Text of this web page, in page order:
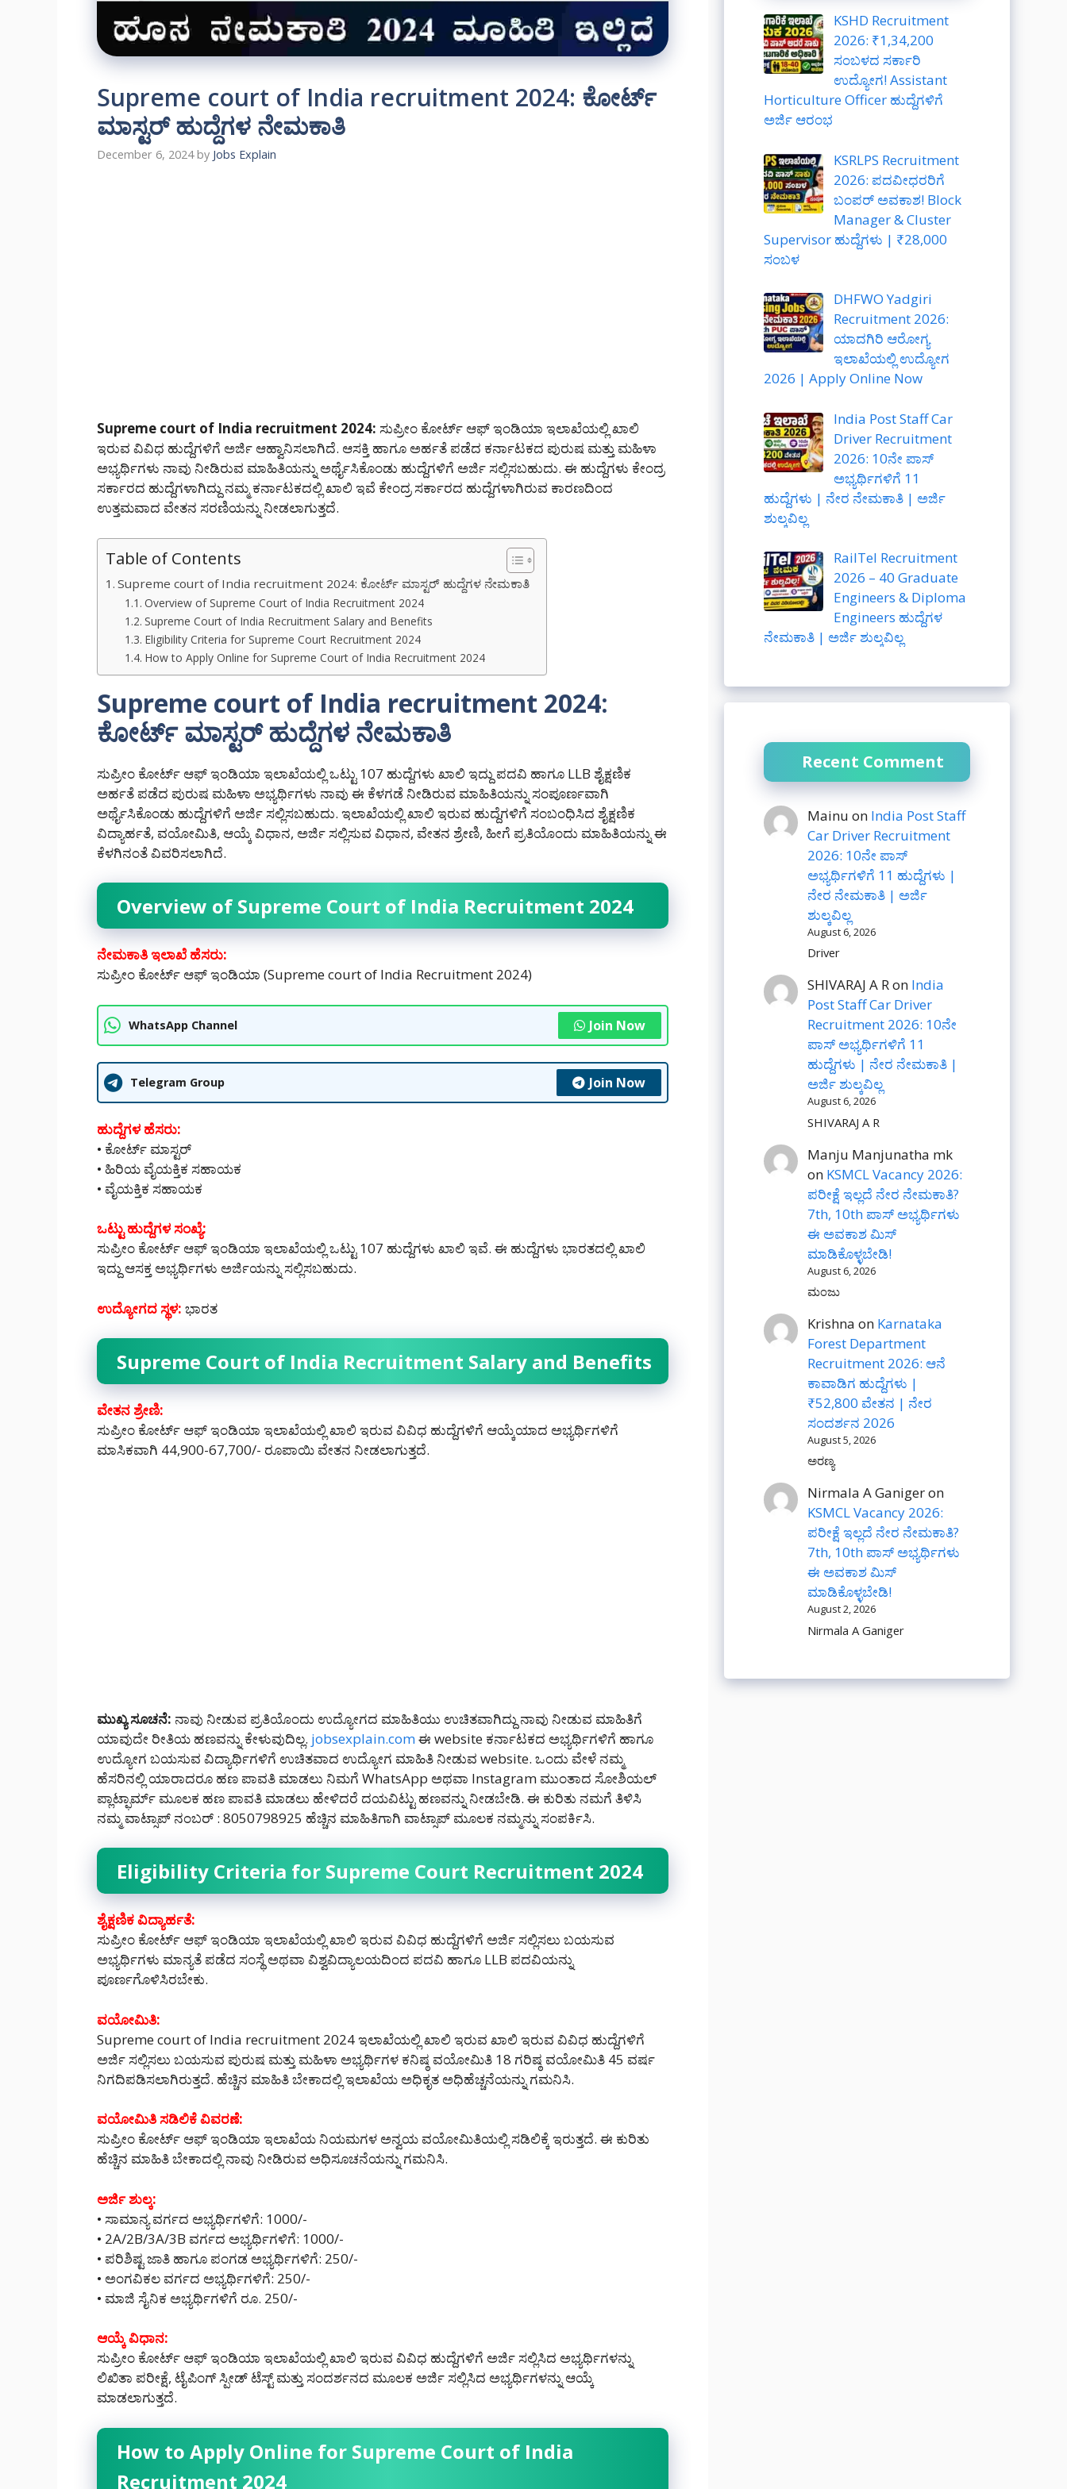
Supreme court of India recruitment 2024: ಕೋರ್ಟ್
ಮಾಸ್ಟರ್ ಹುದ್ದೆಗಳ ನೇಮಕಾತಿ
December 6, 2024 by Jobs Explain
Supreme court of India recruitment 2024: ಸುಪ್ರೀಂ ಕೋರ್ಟ್ ಆಫ್ ಇಂಡಿಯಾ ಇಲಾಖೆಯಲ್ಲಿ ಖಾಲಿ
ಇರುವ ವಿವಿಧ ಹುದ್ದೆಗಳಿಗೆ ಅರ್ಜಿ ಆಹ್ವಾನಿಸಲಾಗಿದೆ. ಆಸಕ್ತಿ ಹಾಗೂ ಅರ್ಹತೆ ಪಡೆದ ಕರ್ನಾಟಕದ ಪುರುಷ ಮತ್ತು ಮಹಿಳಾ
ಅಭ್ಯರ್ಥಿಗಳು ನಾವು ನೀಡಿರುವ ಮಾಹಿತಿಯನ್ನು ಅರ್ಥೈಸಿಕೊಂಡು ಹುದ್ದೆಗಳಿಗೆ ಅರ್ಜಿ ಸಲ್ಲಿಸಬಹುದು. ಈ ಹುದ್ದೆಗಳು ಕೇಂದ್ರ
ಸರ್ಕಾರದ ಹುದ್ದೆಗಳಾಗಿದ್ದು ನಮ್ಮ ಕರ್ನಾಟಕದಲ್ಲಿ ಖಾಲಿ ಇವೆ ಕೇಂದ್ರ ಸರ್ಕಾರದ ಹುದ್ದೆಗಳಾಗಿರುವ ಕಾರಣದಿಂದ
ಉತ್ತಮವಾದ ವೇತನ ಸರಣಿಯನ್ನು ನೀಡಲಾಗುತ್ತದೆ.
Table of Contents
Supreme court of India recruitment 2024: ಕೋರ್ಟ್ ಮಾಸ್ಟರ್ ಹುದ್ದೆಗಳ ನೇಮಕಾತಿ
Overview of Supreme Court of India Recruitment 2024
Supreme Court of India Recruitment Salary and Benefits
Eligibility Criteria for Supreme Court Recruitment 2024
How to Apply Online for Supreme Court of India Recruitment 2024
Supreme court of India recruitment 2024:
ಕೋರ್ಟ್ ಮಾಸ್ಟರ್ ಹುದ್ದೆಗಳ ನೇಮಕಾತಿ
ಸುಪ್ರೀಂ ಕೋರ್ಟ್ ಆಫ್ ಇಂಡಿಯಾ ಇಲಾಖೆಯಲ್ಲಿ ಒಟ್ಟು 107 ಹುದ್ದೆಗಳು ಖಾಲಿ ಇದ್ದು ಪದವಿ ಹಾಗೂ LLB ಶೈಕ್ಷಣಿಕ
ಅರ್ಹತೆ ಪಡೆದ ಪುರುಷ ಮಹಿಳಾ ಅಭ್ಯರ್ಥಿಗಳು ನಾವು ಈ ಕೆಳಗಡೆ ನೀಡಿರುವ ಮಾಹಿತಿಯನ್ನು ಸಂಪೂರ್ಣವಾಗಿ
ಅರ್ಥೈಸಿಕೊಂಡು ಹುದ್ದೆಗಳಿಗೆ ಅರ್ಜಿ ಸಲ್ಲಿಸಬಹುದು. ಇಲಾಖೆಯಲ್ಲಿ ಖಾಲಿ ಇರುವ ಹುದ್ದೆಗಳಿಗೆ ಸಂಬಂಧಿಸಿದ ಶೈಕ್ಷಣಿಕ
ವಿದ್ಯಾರ್ಹತೆ, ವಯೋಮಿತಿ, ಆಯ್ಕೆ ವಿಧಾನ, ಅರ್ಜಿ ಸಲ್ಲಿಸುವ ವಿಧಾನ, ವೇತನ ಶ್ರೇಣಿ, ಹೀಗೆ ಪ್ರತಿಯೊಂದು ಮಾಹಿತಿಯನ್ನು ಈ
ಕೆಳಗಿನಂತೆ ವಿವರಿಸಲಾಗಿದೆ.
Overview of Supreme Court of India Recruitment 2024
ನೇಮಕಾತಿ ಇಲಾಖೆ ಹೆಸರು:
ಸುಪ್ರೀಂ ಕೋರ್ಟ್ ಆಫ್ ಇಂಡಿಯಾ (Supreme court of India Recruitment 2024)
WhatsApp Channel Join Now
Telegram Group Join Now
ಹುದ್ದೆಗಳ ಹೆಸರು:
• ಕೋರ್ಟ್ ಮಾಸ್ಟರ್
• ಹಿರಿಯ ವೈಯಕ್ತಿಕ ಸಹಾಯಕ
• ವೈಯಕ್ತಿಕ ಸಹಾಯಕ
ಒಟ್ಟು ಹುದ್ದೆಗಳ ಸಂಖ್ಯೆ:
ಸುಪ್ರೀಂ ಕೋರ್ಟ್ ಆಫ್ ಇಂಡಿಯಾ ಇಲಾಖೆಯಲ್ಲಿ ಒಟ್ಟು 107 ಹುದ್ದೆಗಳು ಖಾಲಿ ಇವೆ. ಈ ಹುದ್ದೆಗಳು ಭಾರತದಲ್ಲಿ ಖಾಲಿ
ಇದ್ದು ಆಸಕ್ತ ಅಭ್ಯರ್ಥಿಗಳು ಅರ್ಜಿಯನ್ನು ಸಲ್ಲಿಸಬಹುದು.
ಉದ್ಯೋಗದ ಸ್ಥಳ: ಭಾರತ
Supreme Court of India Recruitment Salary and Benefits
ವೇತನ ಶ್ರೇಣಿ:
ಸುಪ್ರೀಂ ಕೋರ್ಟ್ ಆಫ್ ಇಂಡಿಯಾ ಇಲಾಖೆಯಲ್ಲಿ ಖಾಲಿ ಇರುವ ವಿವಿಧ ಹುದ್ದೆಗಳಿಗೆ ಆಯ್ಕೆಯಾದ ಅಭ್ಯರ್ಥಿಗಳಿಗೆ
ಮಾಸಿಕವಾಗಿ 44,900-67,700/- ರೂಪಾಯಿ ವೇತನ ನೀಡಲಾಗುತ್ತದೆ.
ಮುಖ್ಯ ಸೂಚನೆ: ನಾವು ನೀಡುವ ಪ್ರತಿಯೊಂದು ಉದ್ಯೋಗದ ಮಾಹಿತಿಯು ಉಚಿತವಾಗಿದ್ದು ನಾವು ನೀಡುವ ಮಾಹಿತಿಗೆ
ಯಾವುದೇ ರೀತಿಯ ಹಣವನ್ನು ಕೇಳುವುದಿಲ್ಲ. jobsexplain.comಈ website ಕರ್ನಾಟಕದ ಅಭ್ಯರ್ಥಿಗಳಿಗೆ ಹಾಗೂ
ಉದ್ಯೋಗ ಬಯಸುವ ವಿದ್ಯಾರ್ಥಿಗಳಿಗೆ ಉಚಿತವಾದ ಉದ್ಯೋಗ ಮಾಹಿತಿ ನೀಡುವ website. ಒಂದು ವೇಳೆ ನಮ್ಮ
ಹೆಸರಿನಲ್ಲಿ ಯಾರಾದರೂ ಹಣ ಪಾವತಿ ಮಾಡಲು ನಿಮಗೆ WhatsApp ಅಥವಾ Instagram ಮುಂತಾದ ಸೋಶಿಯಲ್
ಪ್ಲಾಟ್ಫಾರ್ಮ್ ಮೂಲಕ ಹಣ ಪಾವತಿ ಮಾಡಲು ಹೇಳಿದರೆ ದಯವಿಟ್ಟು ಹಣವನ್ನು ನೀಡಬೇಡಿ‌. ಈ ಕುರಿತು ನಮಗೆ ತಿಳಿಸಿ
ನಮ್ಮ ವಾಟ್ಸಾಪ್ ನಂಬರ್ : 8050798925 ಹೆಚ್ಚಿನ ಮಾಹಿತಿಗಾಗಿ ವಾಟ್ಸಾಪ್ ಮೂಲಕ ನಮ್ಮನ್ನು ಸಂಪರ್ಕಿಸಿ.
Eligibility Criteria for Supreme Court Recruitment 2024
ಶೈಕ್ಷಣಿಕ ವಿದ್ಯಾರ್ಹತೆ:
ಸುಪ್ರೀಂ ಕೋರ್ಟ್ ಆಫ್ ಇಂಡಿಯಾ ಇಲಾಖೆಯಲ್ಲಿ ಖಾಲಿ ಇರುವ ವಿವಿಧ ಹುದ್ದೆಗಳಿಗೆ ಅರ್ಜಿ ಸಲ್ಲಿಸಲು ಬಯಸುವ
ಅಭ್ಯರ್ಥಿಗಳು ಮಾನ್ಯತೆ ಪಡೆದ ಸಂಸ್ಥೆ ಅಥವಾ ವಿಶ್ವವಿದ್ಯಾಲಯದಿಂದ ಪದವಿ ಹಾಗೂ LLB ಪದವಿಯನ್ನು
ಪೂರ್ಣಗೊಳಿಸಿರಬೇಕು.
ವಯೋಮಿತಿ:
Supreme court of India recruitment 2024 ಇಲಾಖೆಯಲ್ಲಿ ಖಾಲಿ ಇರುವ ಖಾಲಿ ಇರುವ ವಿವಿಧ ಹುದ್ದೆಗಳಿಗೆ
ಅರ್ಜಿ ಸಲ್ಲಿಸಲು ಬಯಸುವ ಪುರುಷ ಮತ್ತು ಮಹಿಳಾ ಅಭ್ಯರ್ಥಿಗಳ ಕನಿಷ್ಠ ವಯೋಮಿತಿ 18 ಗರಿಷ್ಠ ವಯೋಮಿತಿ 45 ವರ್ಷ
ನಿಗದಿಪಡಿಸಲಾಗಿರುತ್ತದೆ. ಹೆಚ್ಚಿನ ಮಾಹಿತಿ ಬೇಕಾದಲ್ಲಿ ಇಲಾಖೆಯ ಅಧಿಕೃತ ಅಧಿಹೆಚ್ಚನೆಯನ್ನು ಗಮನಿಸಿ.
ವಯೋಮಿತಿ ಸಡಿಲಿಕೆ ವಿವರಣೆ:
ಸುಪ್ರೀಂ ಕೋರ್ಟ್ ಆಫ್ ಇಂಡಿಯಾ ಇಲಾಖೆಯ ನಿಯಮಗಳ ಅನ್ವಯ ವಯೋಮಿತಿಯಲ್ಲಿ ಸಡಿಲಿಕ್ಕೆ ಇರುತ್ತದೆ. ಈ ಕುರಿತು
ಹೆಚ್ಚಿನ ಮಾಹಿತಿ ಬೇಕಾದಲ್ಲಿ ನಾವು ನೀಡಿರುವ ಅಧಿಸೂಚನೆಯನ್ನು ಗಮನಿಸಿ.
ಅರ್ಜಿ ಶುಲ್ಕ:
• ಸಾಮಾನ್ಯ ವರ್ಗದ ಅಭ್ಯರ್ಥಿಗಳಿಗೆ: 1000/-
• 2A/2B/3A/3B ವರ್ಗದ ಅಭ್ಯರ್ಥಿಗಳಿಗೆ: 1000/-
• ಪರಿಶಿಷ್ಟ ಜಾತಿ ಹಾಗೂ ಪಂಗಡ ಅಭ್ಯರ್ಥಿಗಳಿಗೆ: 250/-
• ಅಂಗವಿಕಲ ವರ್ಗದ ಅಭ್ಯರ್ಥಿಗಳಿಗೆ: 250/-
• ಮಾಜಿ ಸೈನಿಕ ಅಭ್ಯರ್ಥಿಗಳಿಗೆ ರೂ. 250/-
ಆಯ್ಕೆ ವಿಧಾನ:
ಸುಪ್ರೀಂ ಕೋರ್ಟ್ ಆಫ್ ಇಂಡಿಯಾ ಇಲಾಖೆಯಲ್ಲಿ ಖಾಲಿ ಇರುವ ವಿವಿಧ ಹುದ್ದೆಗಳಿಗೆ ಅರ್ಜಿ ಸಲ್ಲಿಸಿದ ಅಭ್ಯರ್ಥಿಗಳನ್ನು
ಲಿಖಿತಾ ಪರೀಕ್ಷೆ, ಟೈಪಿಂಗ್ ಸ್ಪೀಡ್ ಟೆಸ್ಟ್ ಮತ್ತು ಸಂದರ್ಶನದ ಮೂಲಕ ಅರ್ಜಿ ಸಲ್ಲಿಸಿದ ಅಭ್ಯರ್ಥಿಗಳನ್ನು ಆಯ್ಕೆ
ಮಾಡಲಾಗುತ್ತದೆ.
How to Apply Online for Supreme Court of India
Recruitment 2024
KSHD Recruitment
2026: ₹1,34,200
ಸಂಬಳದ ಸರ್ಕಾರಿ
ಉದ್ಯೋಗ! Assistant
Horticulture Officer ಹುದ್ದೆಗಳಿಗೆ
ಅರ್ಜಿ ಆರಂಭ
KSRLPS Recruitment
2026: ಪದವೀಧರರಿಗೆ
ಬಂಪರ್ ಅವಕಾಶ! Block
Manager & Cluster
Supervisor ಹುದ್ದೆಗಳು | ₹28,000
ಸಂಬಳ
DHFWO Yadgiri
Recruitment 2026:
ಯಾದಗಿರಿ ಆರೋಗ್ಯ
ಇಲಾಖೆಯಲ್ಲಿ ಉದ್ಯೋಗ
2026 | Apply Online Now
India Post Staff Car
Driver Recruitment
2026: 10ನೇ ಪಾಸ್
ಅಭ್ಯರ್ಥಿಗಳಿಗೆ 11
ಹುದ್ದೆಗಳು | ನೇರ ನೇಮಕಾತಿ | ಅರ್ಜಿ
ಶುಲ್ಕವಿಲ್ಲ
RailTel Recruitment
2026 – 40 Graduate
Engineers & Diploma
Engineers ಹುದ್ದೆಗಳ
ನೇಮಕಾತಿ | ಅರ್ಜಿ ಶುಲ್ಕವಿಲ್ಲ
Recent Comment
Mainu on India Post Staff
Car Driver Recruitment
2026: 10ನೇ ಪಾಸ್
ಅಭ್ಯರ್ಥಿಗಳಿಗೆ 11 ಹುದ್ದೆಗಳು |
ನೇರ ನೇಮಕಾತಿ | ಅರ್ಜಿ
ಶುಲ್ಕವಿಲ್ಲ
August 6, 2026
Driver
SHIVARAJ A Ron India
Post Staff Car Driver
Recruitment 2026: 10ನೇ
ಪಾಸ್ ಅಭ್ಯರ್ಥಿಗಳಿಗೆ 11
ಹುದ್ದೆಗಳು | ನೇರ ನೇಮಕಾತಿ |
ಅರ್ಜಿ ಶುಲ್ಕವಿಲ್ಲ
August 6, 2026
SHIVARAJ A R
Manju Manjunatha mk
on KSMCL Vacancy 2026:
ಪರೀಕ್ಷೆ ಇಲ್ಲದೆ ನೇರ ನೇಮಕಾತಿ?
7th, 10th ಪಾಸ್ ಅಭ್ಯರ್ಥಿಗಳು
ಈ ಅವಕಾಶ ಮಿಸ್
ಮಾಡಿಕೊಳ್ಳಬೇಡಿ!
August 6, 2026
ಮಂಜು
Krishna on Karnataka
Forest Department
Recruitment 2026: ಆನೆ
ಕಾವಾಡಿಗ ಹುದ್ದೆಗಳು |
₹52,800 ವೇತನ | ನೇರ
ಸಂದರ್ಶನ 2026
August 5, 2026
ಅರಣ್ಯ
Nirmala A Ganigeron
KSMCL Vacancy 2026:
ಪರೀಕ್ಷೆ ಇಲ್ಲದೆ ನೇರ ನೇಮಕಾತಿ?
7th, 10th ಪಾಸ್ ಅಭ್ಯರ್ಥಿಗಳು
ಈ ಅವಕಾಶ ಮಿಸ್
ಮಾಡಿಕೊಳ್ಳಬೇಡಿ!
August 2, 2026
Nirmala A Ganiger